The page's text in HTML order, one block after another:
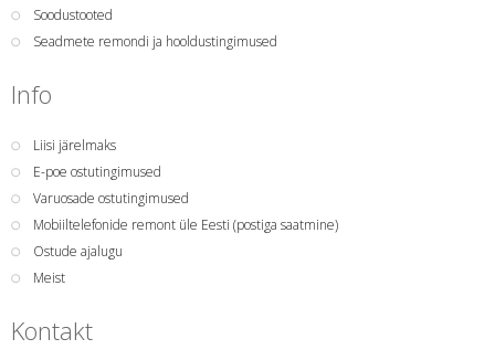
Soodustooted
Seadmete remondi ja hooldustingimused
Info
Liisi järelmaks
E-poe ostutingimused
Varuosade ostutingimused
Mobiiltelefonide remont üle Eesti (postiga saatmine)
Ostude ajalugu
Meist
Kontakt